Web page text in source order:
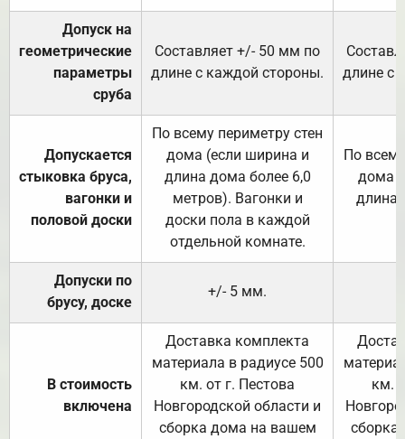
Допуск на
геометрические
параметры
сруба
Составляет +/- 50 мм по
длине с каждой стороны.
длине с
Допускается
стыковка бруса,
вагонки и
половой доски
По всему периметру стен
дома (если ширина и
длина дома более 6,0
метров). Вагонки и
доски пола в каждой
отдельной комнате.
По
дома
длина
Допуски по
брусу, доске
+/- 5 мм.
В стоимость
включена
Доставка комплекта
материала в радиусе 500
км. от г. Пестова
Новгородской области и
сборка дома на вашем
км.